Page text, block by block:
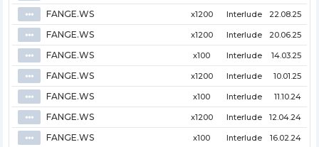
⦁⦁⦁ FANGE.WS x1200 Interlude 22.08.25
⦁⦁⦁ FANGE.WS x1200 Interlude 20.06.25
⦁⦁⦁ FANGE.WS x100 Interlude 14.03.25
⦁⦁⦁ FANGE.WS x1200 Interlude 10.01.25
⦁⦁⦁ FANGE.WS x100 Interlude 11.10.24
⦁⦁⦁ FANGE.WS x1200 Interlude 12.04.24
⦁⦁⦁ FANGE.WS x100 Interlude 16.02.24